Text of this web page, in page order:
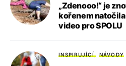
„Zdenooo!“ je
kořenem
video pro SPOLU
INSPIRUJÍCÍ NÁVODY